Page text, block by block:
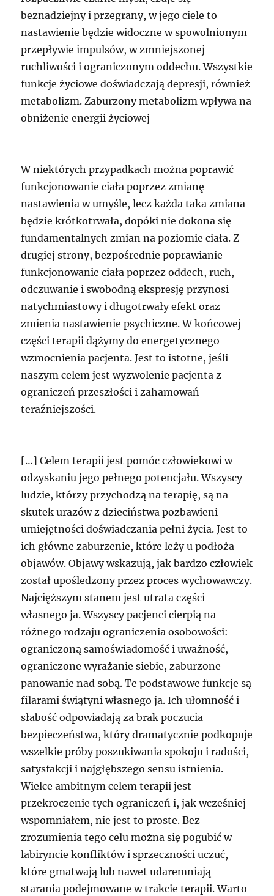
beznadziejny i przegrany, w jego ciele to
nastawienie będzie widoczne w spowolnionym
przepływie impulsów, w zmniejszonej
ruchliwości i ograniczonym oddechu. Wszystkie
funkcje życiowe doświadczają depresji, również
metabolizm. Zaburzony metabolizm wpływa na
obniżenie energii życiowej
W niektórych przypadkach można poprawić
funkcjonowanie ciała poprzez zmianę
nastawienia w umyśle, lecz każda taka zmiana
będzie krótkotrwała, dopóki nie dokona się
fundamentalnych zmian na poziomie ciała. Z
drugiej strony, bezpośrednie poprawianie
funkcjonowanie ciała poprzez oddech, ruch,
odczuwanie i swobodną ekspresję przynosi
natychmiastowy i długotrwały efekt oraz
zmienia nastawienie psychiczne. W końcowej
części terapii dążymy do energetycznego
wzmocnienia pacjenta. Jest to istotne, jeśli
naszym celem jest wyzwolenie pacjenta z
ograniczeń przeszłości i zahamowań
teraźniejszości.
[…] Celem terapii jest pomóc człowiekowi w
odzyskaniu jego pełnego potencjału. Wszyscy
ludzie, którzy przychodzą na terapię, są na
skutek urazów z dzieciństwa pozbawieni
umiejętności doświadczania pełni życia. Jest to
ich główne zaburzenie, które leży u podłoża
objawów. Objawy wskazują, jak bardzo człowiek
został upośledzony przez proces wychowawczy.
Najcięższym stanem jest utrata części
własnego ja. Wszyscy pacjenci cierpią na
różnego rodzaju ograniczenia osobowości:
ograniczoną samoświadomość i uważność,
ograniczone wyrażanie siebie, zaburzone
panowanie nad sobą. Te podstawowe funkcje są
filarami świątyni własnego ja. Ich ułomność i
słabość odpowiadają za brak poczucia
bezpieczeństwa, który dramatycznie podkopuje
wszelkie próby poszukiwania spokoju i radości,
satysfakcji i najgłębszego sensu istnienia.
Wielce ambitnym celem terapii jest
przekroczenie tych ograniczeń i, jak wcześniej
wspomniałem, nie jest to proste. Bez
zrozumienia tego celu można się pogubić w
labiryncie konfliktów i sprzeczności uczuć,
które gmatwają lub nawet udaremniają
starania podejmowane w trakcie terapii. Warto